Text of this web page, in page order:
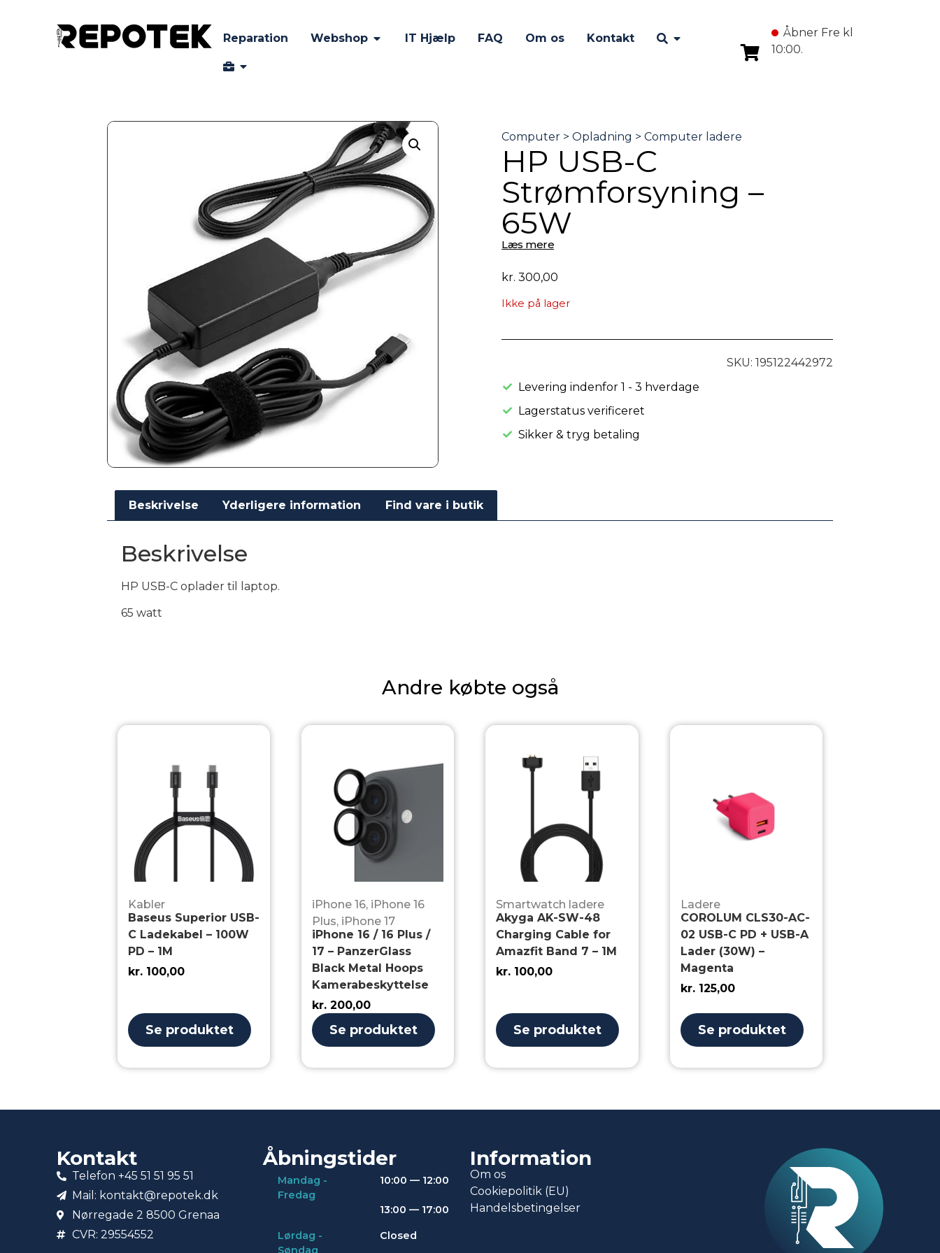
Reparation Webshop IT Hjælp FAQ Om os Kontakt
Åbner Fre kl
10:00.
HP USB-C
Strømforsyning –
65W
Læs mere
kr. 300,00
Ikke på lager
SKU: 195122442972
Levering indenfor 1 - 3 hverdage
Lagerstatus verificeret
Sikker & tryg betaling
Beskrivelse Yderligere information Find vare i butik
Beskrivelse
HP USB-C oplader til laptop.
65 watt
Andre købte også
Kabler
Baseus Superior USB-
C Ladekabel – 100W
PD – 1M
kr.100,00
Se produktet
iPhone 16, iPhone 16
Plus, iPhone 17
iPhone 16 / 16 Plus /
17 – PanzerGlass
Black Metal Hoops
Kamerabeskyttelse
kr. 200,00
Se produktet
Smartwatch ladere
Akyga AK-SW-48
Charging Cable for
Amazfit Band 7 – 1M
kr. 100,00
Se produktet
Ladere
COROLUM CLS30-AC-
02 USB-C PD + USB-A
Lader (30W) –
Magenta
kr.125,00
Se produktet
Kontakt
Telefon +45 51 51 95 51
Mail: kontakt@repotek.dk
Nørregade 2 8500 Grenaa
CVR: 29554552
Åbningstider
Mandag -
Fredag
10:00 — 12:00
13:00 — 17:00
Lørdag -
Closed
Information
Om os
Cookiepolitik (EU)
Handelsbetingelser